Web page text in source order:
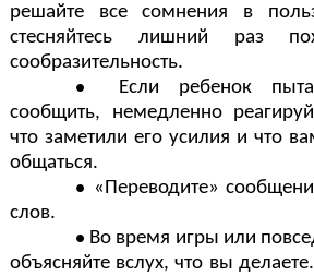
решайте все сомнения в
стесняйтесь лишний раз
сообразительность.
Если ребенок
сообщить, немедленно
что заметили его усилия и что
общаться.
«Переводите»
слов.
Во время игры или
объясняйте вслух, что вы